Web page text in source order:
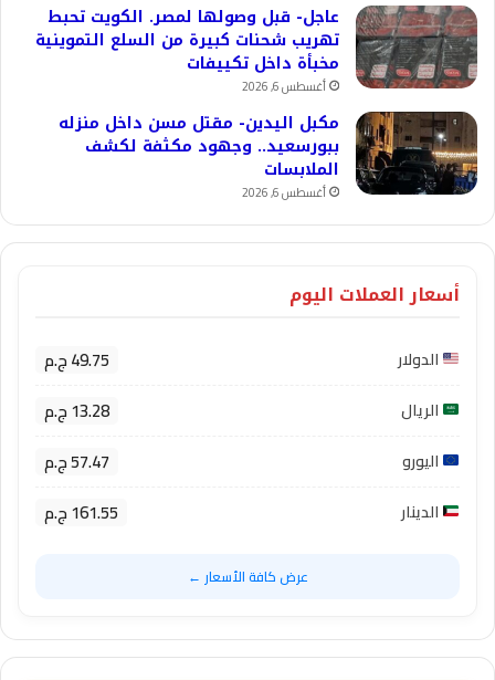
عاجل- قبل وصولها لمصر. الكويت تحبط
تهريب شحنات كبيرة من السلع التموينية
مخبأة داخل تكييفات
أغسطس 6, 2026
مكبل اليدين- مقتل مسن داخل منزله
ببورسعيد.. وجهود مكثفة لكشف
الملابسات
أغسطس 6, 2026
أسعار العملات اليوم
الدولار 49.75 ج.م
الريال 13.28 ج.م
اليورو 57.47 ج.م
الدينار 161.55 ج.م
عرض كافة الأسعار ←